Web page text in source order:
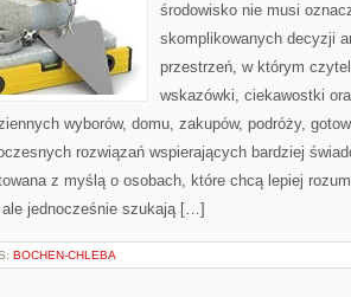
środowisko nie musi
skomplikowanych decyzji
przestrzeń, w którym
wskazówki, ciekawostki
wyborów, domu, zakupów, podróży,
rozwiązań wspierających bardziej
z myślą o osobach, które chcą lepiej
jednocześnie szukają […]
BOCHEN-CHLEBA